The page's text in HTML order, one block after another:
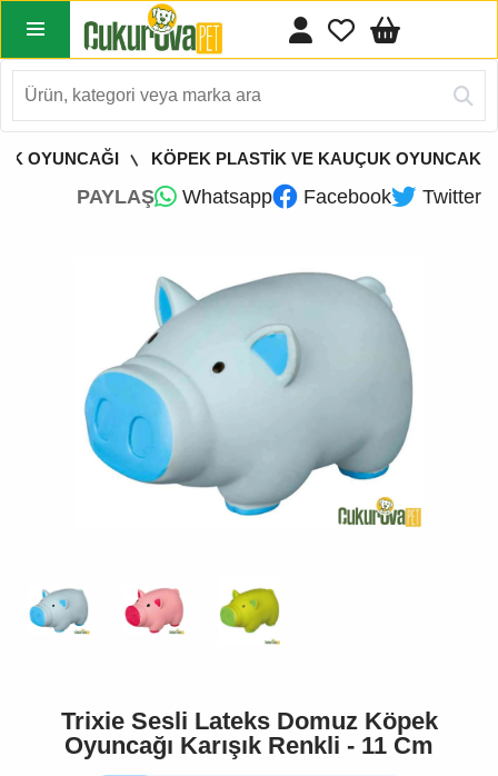
OYUNCAĞI KÖPEK PLASTİK VE KAUÇUK OYUNCAK
PAYLAŞ Whatsapp Facebook Twitter
Trixie Sesli Lateks Domuz Köpek
Oyuncağı Karışık Renkli - 11 Cm